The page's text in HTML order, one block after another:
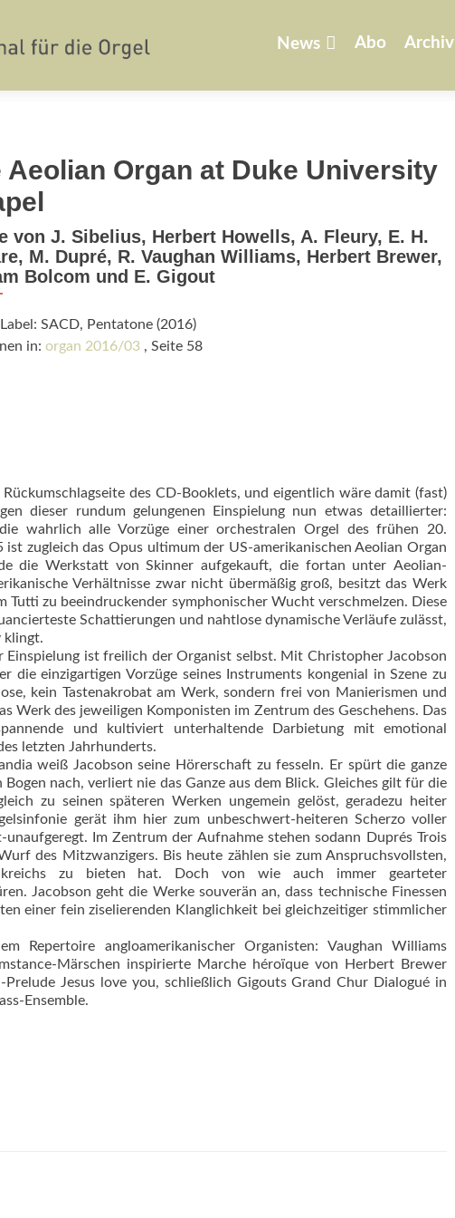
springen
News Abo Archiv
Aeolian Organ at Duke University
von J. Sibelius, Herbert Howells, A. Fleury, E. H.
M. Dupré, R. Vaughan Williams, Herbert Brewer,
Bolcom und E. Gigout
SACD, Pentatone (2016)
in: organ 2016/03, Seite 58
Rückumschlagseite des CD-Booklets, und eigentlich wäre damit (fast)
dieser rundum gelungenen Einspielung nun etwas detaillierter:
wahrlich alle Vorzüge einer orchestralen Orgel des frühen 20.
zugleich das Opus ultimum der US-amerikanischen Aeolian Organ
die Werkstatt von Skinner aufgekauft, die fortan unter Aeolian-
Verhältnisse zwar nicht übermäßig groß, besitzt das Werk
Tutti zu beeindruckender symphonischer Wucht verschmelzen. Diese
Schattierungen und nahtlose dynamische Verläufe zulässt,
klingt.
ist freilich der Organist selbst. Mit Chris­topher Jacobson
einzigartigen Vorzüge seines Instruments kongenial in Szene zu
kein Tastenakrobat am Werk, sondern frei von Manierismen und
Werk des jeweiligen Komponisten im Zentrum des Geschehens. Das
und kultiviert unterhaltende Darbietung mit emotional
letzten Jahrhunderts.
weiß Jacobson seine Hörerschaft zu fesseln. Er spürt die ganze
nach, verliert nie das Ganze aus dem Blick. Gleiches gilt für die
zu seinen späteren Werken ungemein gelöst, geradezu heiter
gerät ihm hier zum unbeschwert-heiteren Scherzo voller
Im Zentrum der Aufnahme stehen sodann Duprés Trois
des Mitzwanzigers. Bis heute zählen sie zum Anspruchsvollsten,
zu bieten hat. Doch von wie auch immer gearteter
Jacobson geht die Werke souverän an, dass technische Finessen
einer fein ziselierenden Klanglichkeit bei gleichzeitiger stimmlicher
Repertoire angloamerikanischer Organisten: Vaughan Williams
Märschen inspirierte Marche héroïque von Herbert Brewer
Jesus love you, schließlich Gigouts Grand Chur Dialogué in
Ensemble.